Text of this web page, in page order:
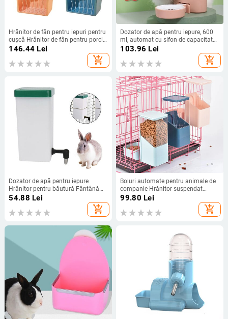
Hrănitor de fân pentru iepuri pentru
cușcă Hrănitor de fân pentru porci
de Guineea Recipient de hrănire
pentru hrănire pentru dihor pentru
animale mici, iepuraș, hamster,
146.44 Lei
add_shopping_cart
Dozator de apă pentru iepure, 600
ml, automat cu sifon de capacitate
mare, fierbător pentru animale de
companie, pentru hamster, porcușor
de guinea și chinchilla
103.96 Lei
add_shopping_cart
Dozator de apă pentru iepure
Hrănitor pentru băutură Fântână
pentru băut Echipament automat
pentru băut Adăpător pentru
animale de companie Accesorii
54.88 Lei
add_shopping_cart
Boluri automate pentru animale de
companie Hrănitor suspendat
cușcă Sticla de apă pentru animale
de companie Dozator de recipiente
pentru alimente Bol pentru cățeluși,
99.80 Lei
add_shopping_cart